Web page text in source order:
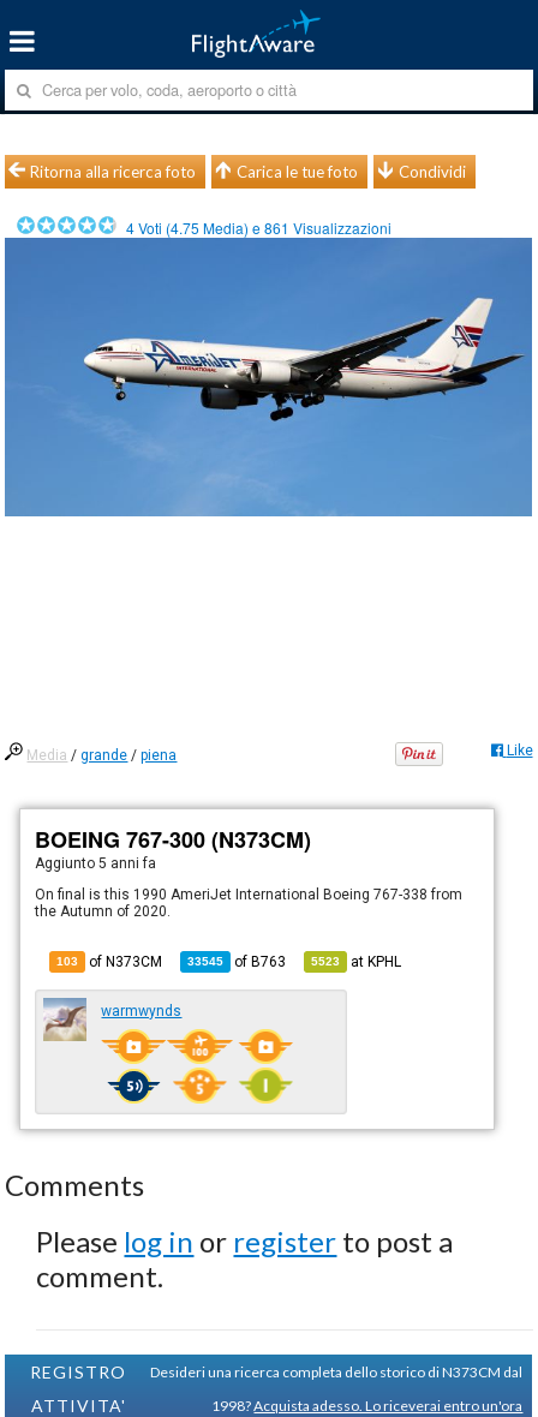
Ritorna alla ricerca foto Carica le tue foto Condividi
4Voti (4.75 Media) e861 Visualizzazioni
Media /grande /piena Like
BOEING 767-300 (N373CM)
Aggiunto5 anni fa
On final is this 1990 AmeriJet International Boeing 767-338 from
the Autumn of 2020.
103 of N373CM 33545 ofB763 5523 atKPHL
warmwynds
Comments
Please log in or register to post a
comment.
REGISTRO
ATTIVITA'
Desideri una ricerca completa dello storico di N373CM dal
1998?Acquista adesso. Lo riceverai entro un'ora